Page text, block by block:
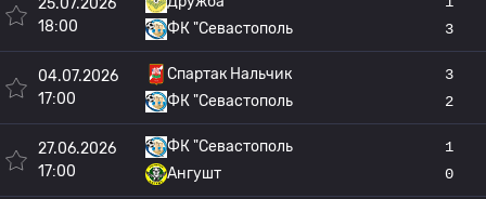
25.07.2026
18:00
ФК "Севастополь
3
04.07.2026
17:00
Спартак Нальчик
ФК "Севастополь
3
2
27.06.2026
17:00
ФК "Севастополь
Ангушт
1
0